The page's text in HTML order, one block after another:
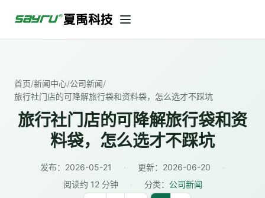
首页/新闻中心/公司新闻/
旅行社门店的可降解旅行袋和资料袋，怎么选才不踩坑
旅行社门店的可降解旅行袋和资
料袋，怎么选才不踩坑
发布： 2026-05-21 · 更新： 2026-06-20
·
阅读约 12 分钟
· 分类： 公司新闻